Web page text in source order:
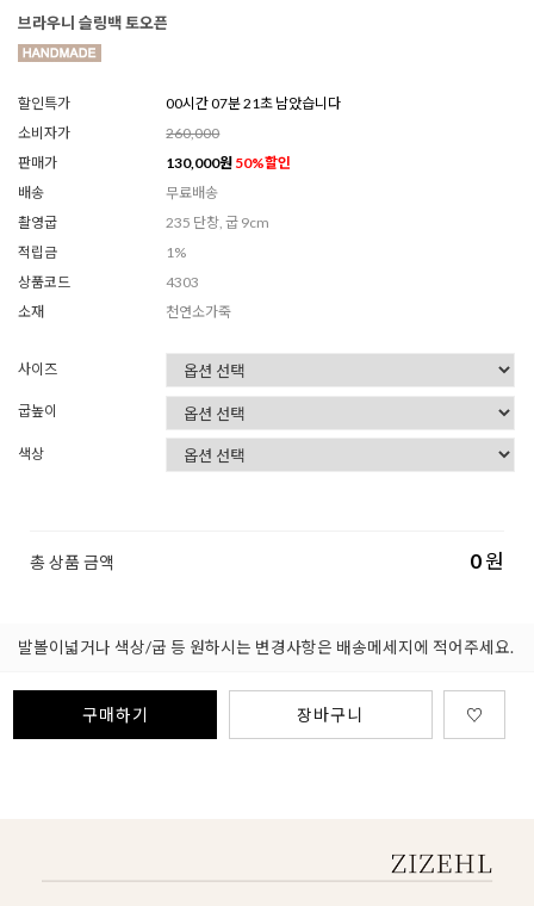
브라우니 슬링백 토오픈
할인특가
00시간 07분 19초 남았습니다
소비자가
260,000
판매가
130,000원 50%할인
배송
무료배송
촬영굽
235 단창, 굽 9cm
적립금
1%
상품코드
4303
소재
천연소가죽
사이즈
굽높이
색상
총 상품 금액 0원
발볼이넓거나 색상/굽 등 원하시는 변경사항은 배송메세지에 적어주세요.
구매하기 장바구니 ♡